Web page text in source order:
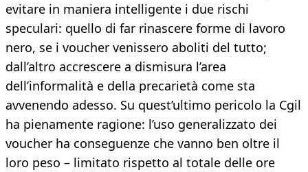
evitare in maniera intelligente i due rischi
speculari: quello di far rinascere forme di lavoro
nero, se i voucher venissero aboliti del tutto;
dall’altro accrescere a dismisura l’area
dell’informalità e della precarietà come sta
avvenendo adesso. Su quest’ultimo pericolo la Cgil
ha pienamente ragione: l’uso generalizzato dei
voucher ha conseguenze che vanno ben oltre il
loro peso – limitato rispetto al totale delle ore